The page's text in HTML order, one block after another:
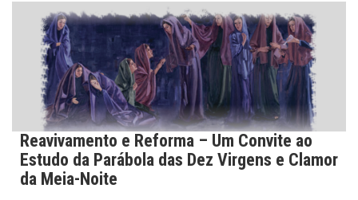
Reavivamento e Reforma – Um Convite ao
Estudo da Parábola das Dez Virgens e Clamor
da Meia-Noite